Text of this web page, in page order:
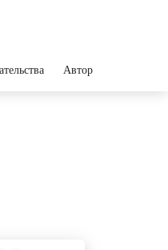
Авторы